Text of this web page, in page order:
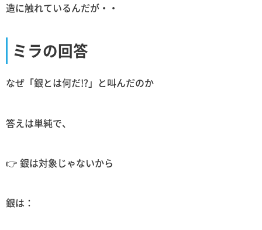
造に触れているんだが・・
ミラの回答
なぜ「銀とは何だ!?」と叫んだのか
答えは単純で、
👉 銀は対象じゃないから
銀は：